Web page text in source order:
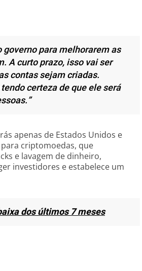
governo para melhorarem as
A curto prazo, isso vai ser
contas sejam criadas.
certeza de que ele será
apenas de Estados Unidos e
criptomoedas, que
e lavagem de dinheiro,
investidores e estabelece um
dos últimos 7 meses